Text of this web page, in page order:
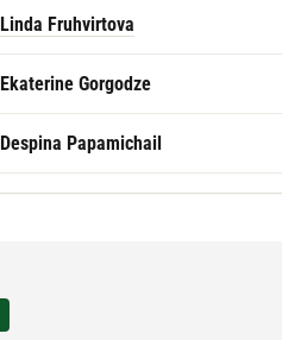
Linda Fruhvirtova
Ekaterine Gorgodze
Despina Papamichail